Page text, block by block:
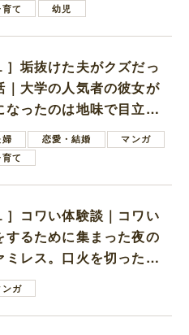
て
幼児
］垢抜けた夫がクズだっ
｜大学の人気者の彼女が
なったのは地味で目立た
男子学生恋愛・結婚
マンガ
て
］コワい体験談｜コワい
するために集まった夜の
ミレス。口火を切ったの
車好きの男の子ママ
ンガ